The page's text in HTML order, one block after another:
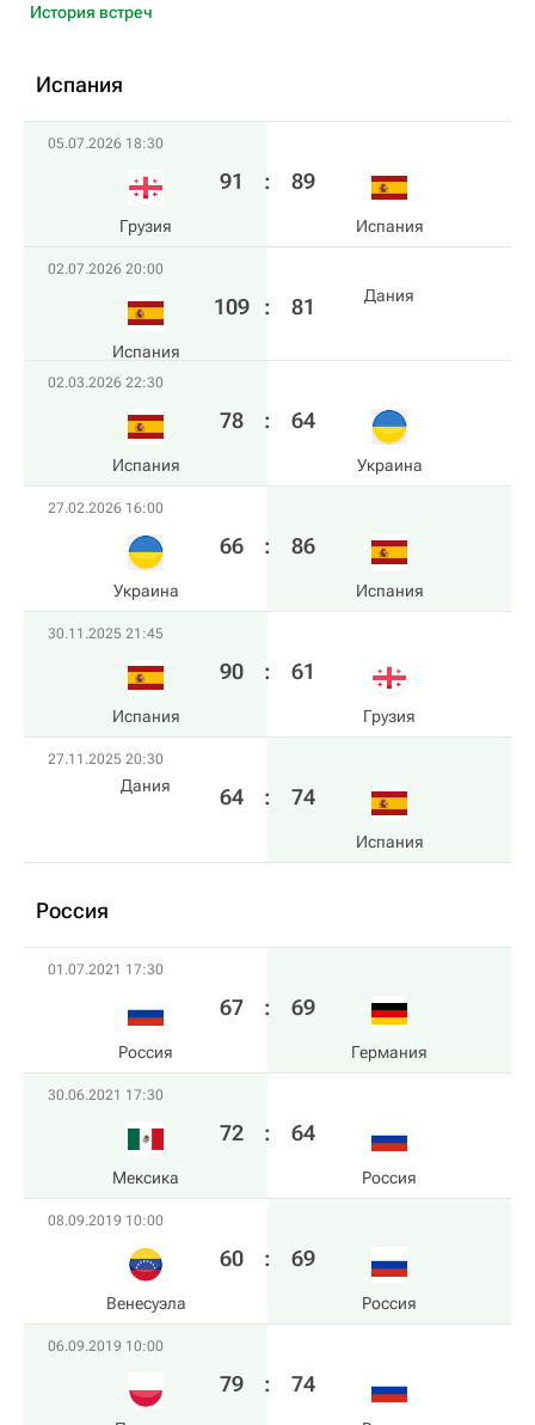
История встреч
Испания
05.07.2026 18:30
Грузия
91 : 89
Испания
02.07.2026 20:00
Испания
109 : 81 Дания
02.03.2026 22:30
Испания
78 : 64
Украина
27.02.2026 16:00
Украина
66 : 86
Испания
30.11.2025 21:45
Испания
90 : 61
Грузия
27.11.2025 20:30
Дания 64 : 74
Испания
Россия
01.07.2021 17:30
Россия
67 : 69
Германия
30.06.2021 17:30
Мексика
72 : 64
Россия
08.09.2019 10:00
Венесуэла
60 : 69
Россия
06.09.2019 10:00
79 : 74